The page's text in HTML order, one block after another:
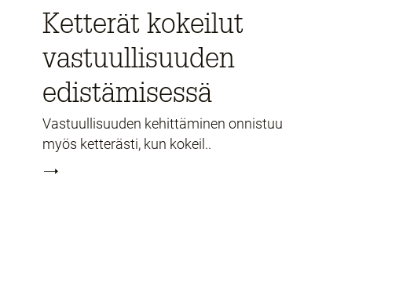
Ketterät kokeilut
vastuullisuuden
edistämisessä
Vastuullisuuden kehittäminen onnistuu
myös ketterästi, kun kokeil..